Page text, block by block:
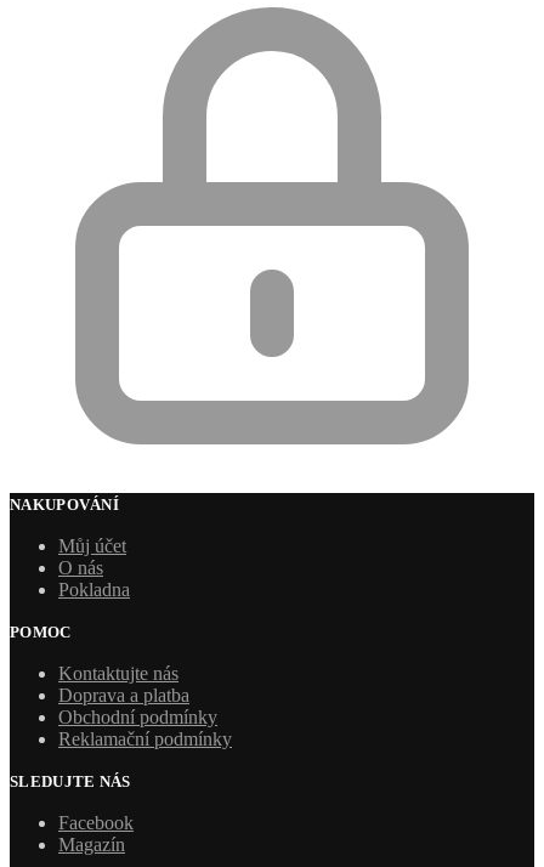
NAKUPOVÁNÍ
Můj účet
O nás
Pokladna
POMOC
Kontaktujte nás
Doprava a platba
Obchodní podmínky
Reklamační podmínky
SLEDUJTE NÁS
Facebook
Magazín